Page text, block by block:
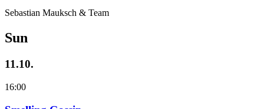
Sebastian Mauksch & Team
Sun
11.10.
16:00